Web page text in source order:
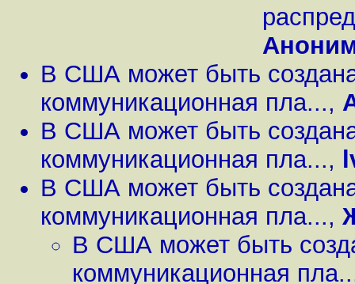
В США может быть
коммуникационная пла...,
В США может быть
коммуникационная пла...,
В США может быть
коммуникационная пла...,
В США может быть
коммуникационная